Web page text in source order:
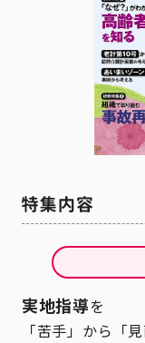
実地指導を
「苦手」から「